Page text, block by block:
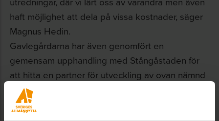
haft möjlighet att dela på vissa kostnader, säger
Magnus Hedin.
Gavlegårdarna har även genomfört en
gemensam upphandling med Stångåstaden för
att hitta en partner för utveckling av ovan nämnd
dataplattform.
– Vi skulle kunna bli ännu bättre på att dela med